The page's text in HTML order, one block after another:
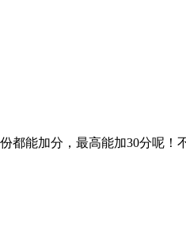
能加分，最高能加30分呢！